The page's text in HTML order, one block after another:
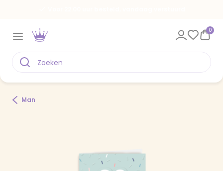
0
Man